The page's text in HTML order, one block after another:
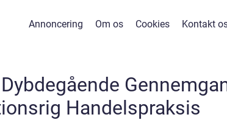
Annoncering Om os Cookies Kontakt
Handelspraksis